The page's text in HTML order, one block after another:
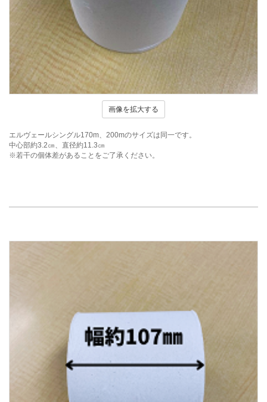
画像を拡大する
エルヴェールシングル170m、200mのサイズは同一です。
中心部約3.2㎝、直径約11.3㎝
※若干の個体差があることをご了承ください。